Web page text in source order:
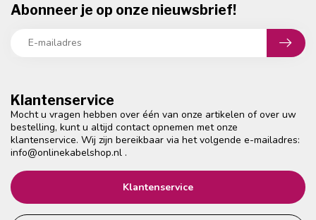
Klantenservice
Mocht u vragen hebben over één van onze artikelen of over uw
bestelling, kunt u altijd contact opnemen met onze
klantenservice. Wij zijn bereikbaar via het volgende e-mailadres:
info@onlinekabelshop.nl .
Klantenservice
Abonneer je op onze nieuwsbrief!